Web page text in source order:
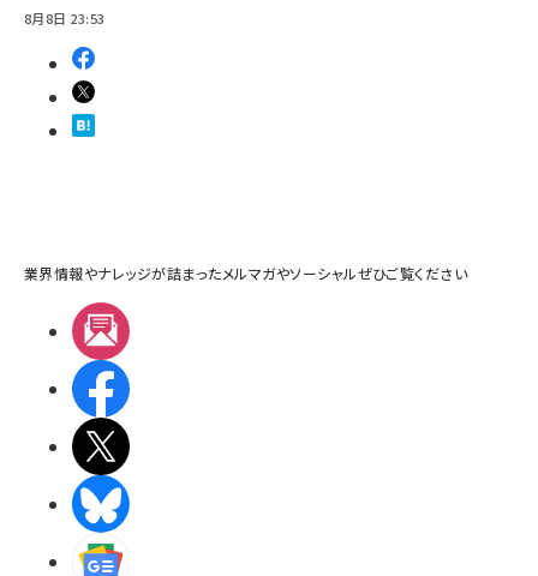
8月8日 23:53
業界情報やナレッジが詰まったメルマガやソーシャルぜひご覧ください